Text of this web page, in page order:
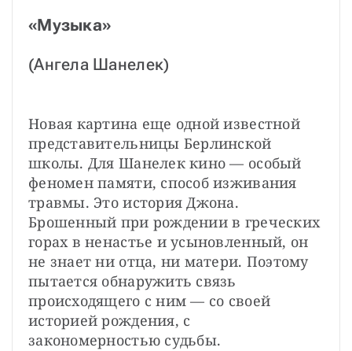
«Музыка»
(Ангела Шанелек)
Новая картина еще одной известной
представительницы Берлинской
школы. Для Шанелек кино — особый
феномен памяти, способ изживания
травмы. Это история Джона.
Брошенный при рождении в греческих
горах в ненастье и усыновленный, он
не знает ни отца, ни матери. Поэтому
пытается обнаружить связь
происходящего с ним — со своей
историей рождения, с
закономерностью судьбы.